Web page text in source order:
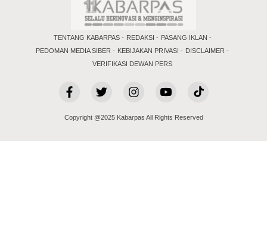
TENTANG KABARPAS REDAKSI
PASANG IKLAN
PEDOMAN MEDIA SIBER
KEBIJAKAN PRIVASI
DISCLAIMER
VERIFIKASI DEWAN PERS
Copyright @2025 Kabarpas All Rights Reserved